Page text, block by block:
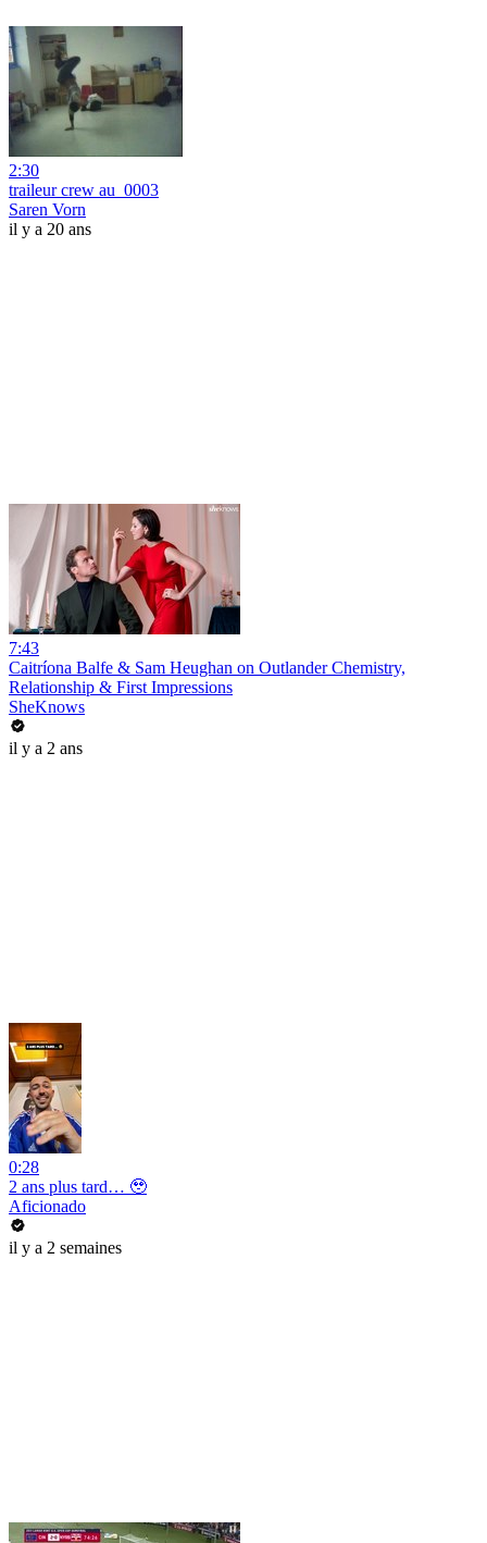
2:30
traileur crew au_0003
Saren Vorn
il y a 20 ans
7:43
Caitríona Balfe & Sam Heughan on Outlander Chemistry,
Relationship & First Impressions
SheKnows
il y a 2 ans
0:28
2 ans plus tard… 🥹
Aficionado
il y a 2 semaines